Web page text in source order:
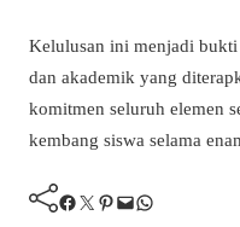
Kelulusan ini menjadi
dan akademik yang
komitmen seluruh elemen
kembang siswa selama
Facebook Twitter Pinterest Mail WhatsApp